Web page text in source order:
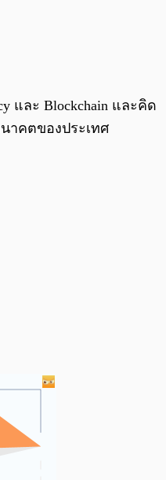
และ Blockchain และคิด
าคตของประเทศ